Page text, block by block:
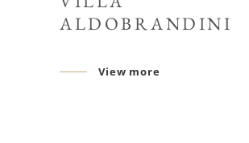
ALDOBRANDINI
View more